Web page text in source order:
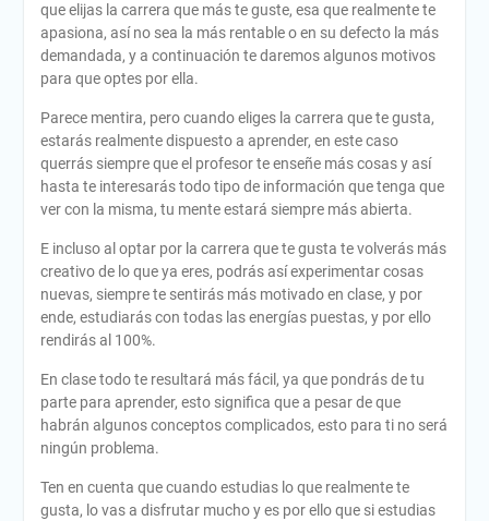
que elijas la carrera que más te guste, esa que realmente te
apasiona, así no sea la más rentable o en su defecto la más
demandada, y a continuación te daremos algunos motivos
para que optes por ella.
Parece mentira, pero cuando eliges la carrera que te gusta,
estarás realmente dispuesto a aprender, en este caso
querrás siempre que el profesor te enseñe más cosas y así
hasta te interesarás todo tipo de información que tenga que
ver con la misma, tu mente estará siempre más abierta.
E incluso al optar por la carrera que te gusta te volverás más
creativo de lo que ya eres, podrás así experimentar cosas
nuevas, siempre te sentirás más motivado en clase, y por
ende, estudiarás con todas las energías puestas, y por ello
rendirás al 100%.
En clase todo te resultará más fácil, ya que pondrás de tu
parte para aprender, esto significa que a pesar de que
habrán algunos conceptos complicados, esto para ti no será
ningún problema.
Ten en cuenta que cuando estudias lo que realmente te
gusta, lo vas a disfrutar mucho y es por ello que si estudias